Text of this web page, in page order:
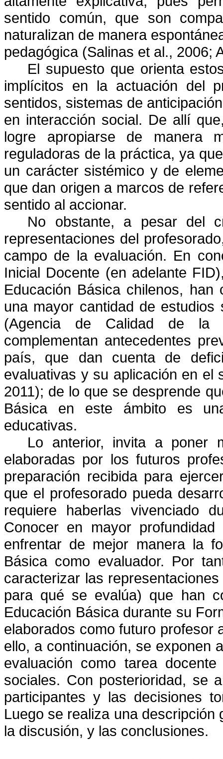
sentido común, que son
naturalizan de manera
pedagógica (Salinas et al., 2006;
El supuesto que orienta
implícitos en la actuación del
sentidos, sistemas de
en interacción social. De allí
logre apropiarse de manera
reguladoras de la práctica, ya
un carácter sistémico y de
que dan origen a marcos de
sentido al accionar.
No obstante, a pesar del
representaciones del
campo de la evaluación. En
Inicial Docente (en adelante
Educación Básica chilenos,
una mayor cantidad de
(Agencia de Calidad de la
complementan antecedentes
país, que dan cuenta de
evaluativas y su aplicación en el
2011); de lo que se desprende
Básica en este ámbito es
educativas.
Lo anterior, invita a poner
elaboradas por los futuros
preparación recibida para
que el profesorado pueda
requiere haberlas vivenciado
Conocer en mayor
enfrentar de mejor manera la
Básica como evaluador. Por
caracterizar las
para qué se evalúa) que han
Educación Básica durante su
elaborados como futuro profesor
ello, a continuación, se exponen
evaluación como tarea
sociales. Con posterioridad, se
participantes y las decisiones
Luego se realiza una
la discusión, y las conclusiones.